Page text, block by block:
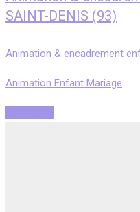
SAINT-DENIS (93)
Animation & encadrement
Animation Enfant Mariage